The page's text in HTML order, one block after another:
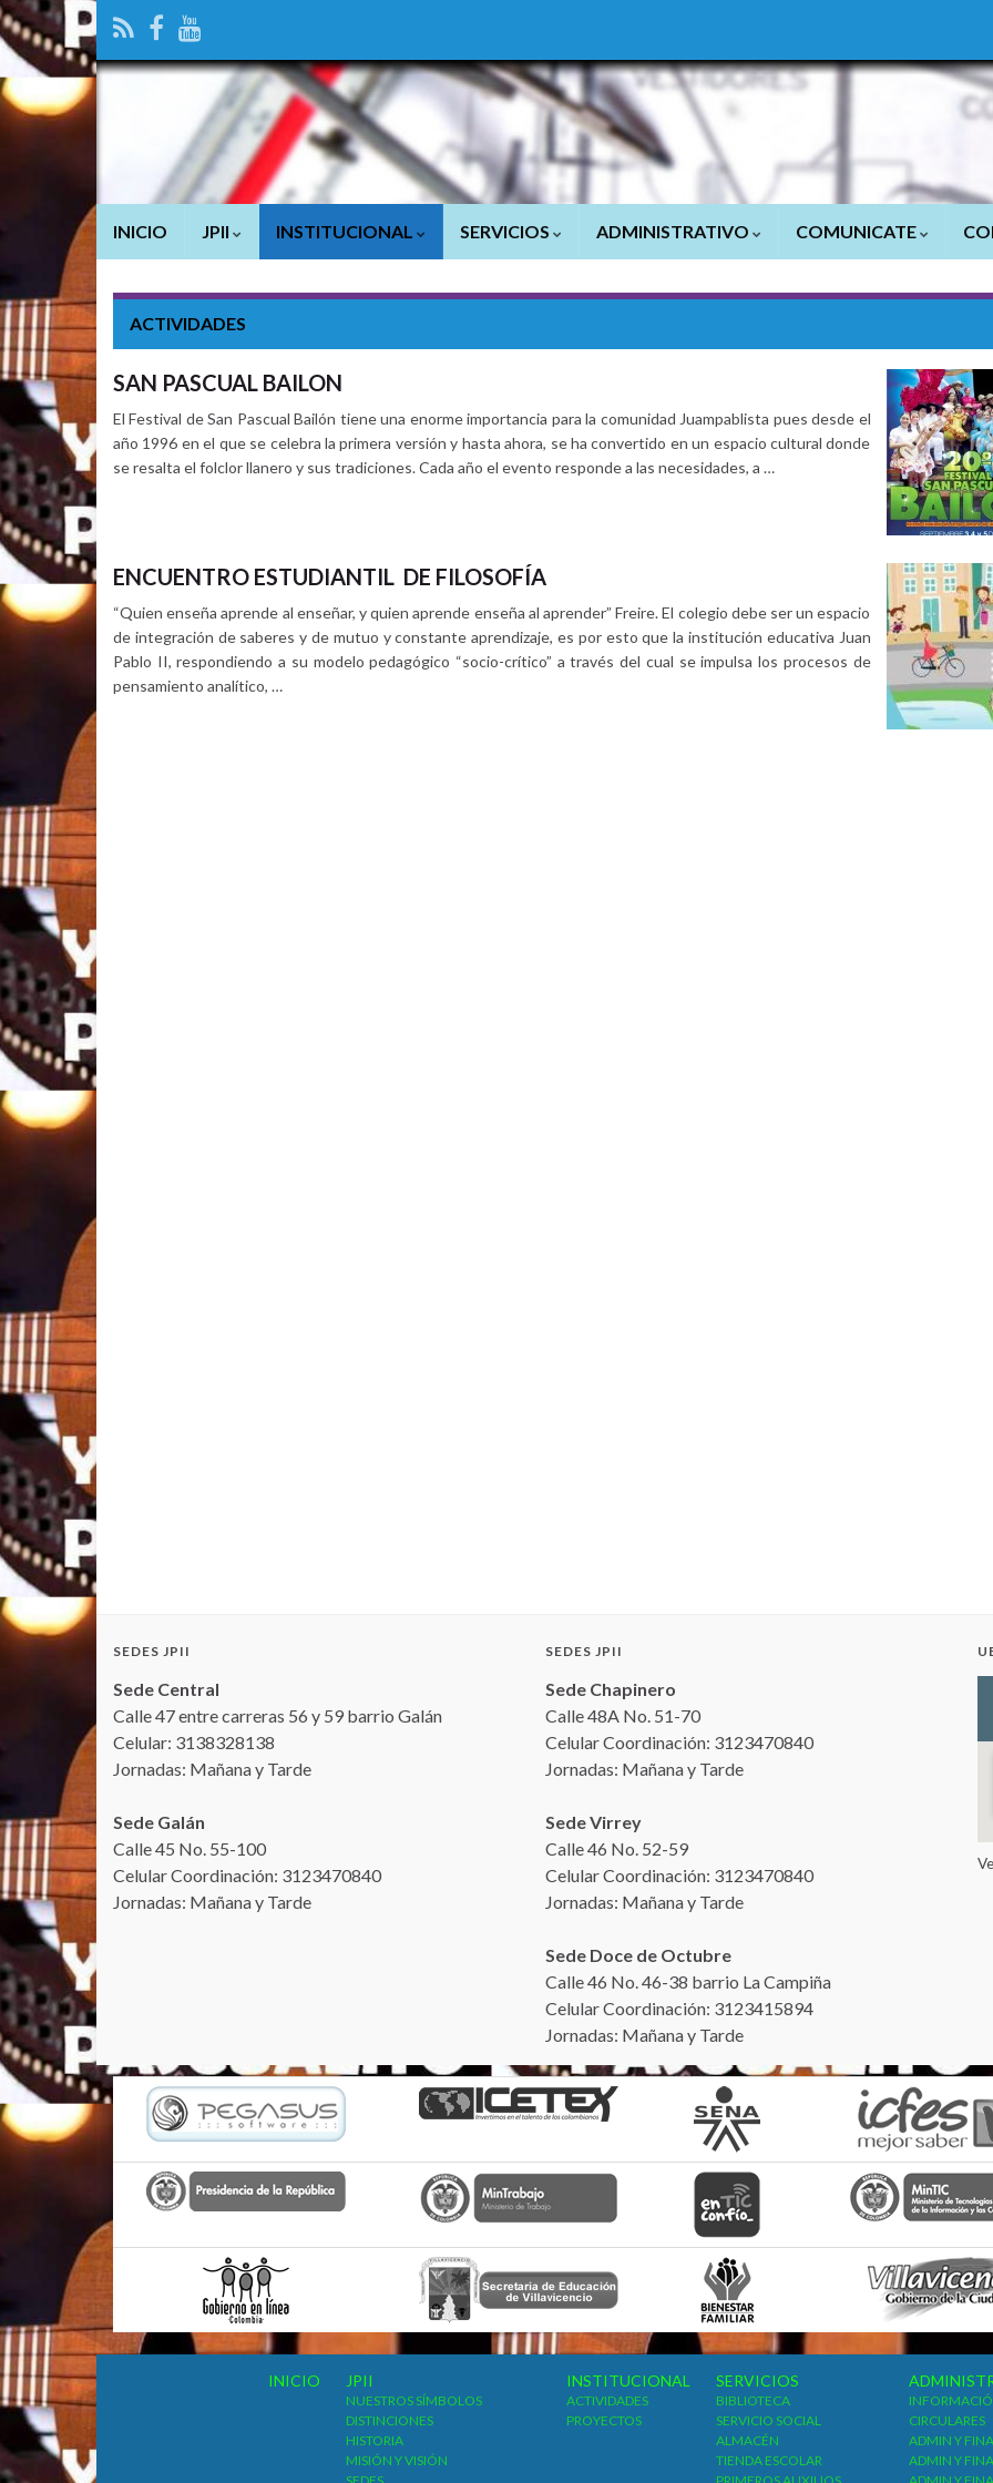
INICIO JPII INSTITUCIONAL SERVICIOS ADMINISTRATIVO COMUNICATE
ACTIVIDADES
SAN PASCUAL BAILON
El Festival de San Pascual Bailón tiene una enorme importancia para la comunidad Juampablista pues desde el
año 1996 en el que se celebra la primera versión y hasta ahora, se ha convertido en un espacio cultural donde
se resalta el folclor llanero y sus tradiciones. Cada año el evento responde a las necesidades, a …
ENCUENTRO ESTUDIANTIL DE FILOSOFÍA
“Quien enseña aprende al enseñar, y quien aprende enseña al aprender” Freire. El colegio debe ser un espacio
de integración de saberes y de mutuo y constante aprendizaje, es por esto que la institución educativa Juan
Pablo II, respondiendo a su modelo pedagógico “socio-crítico” a través del cual se impulsa los procesos de
pensamiento analítico, …
SEDES JPII
Sede Central
Calle 47 entre carreras 56 y 59 barrio Galán
Celular: 3138328138
Jornadas: Mañana y Tarde
Sede Galán
Calle 45 No. 55-100
Celular Coordinación: 3123470840
Jornadas: Mañana y Tarde
SEDES JPII
Sede Chapinero
Calle 48A No. 51-70
Celular Coordinación: 3123470840
Jornadas: Mañana y Tarde
Sede Virrey
Calle 46 No. 52-59
Celular Coordinación: 3123470840
Jornadas: Mañana y Tarde
Sede Doce de Octubre
Calle 46 No. 46-38 barrio La Campiña
Celular Coordinación: 3123415894
Jornadas: Mañana y Tarde
INICIO JPII
NUESTROS SÍMBOLOS
DISTINCIONES
HISTORIA
MISIÓN Y VISIÓN
INSTITUCIONAL
ACTIVIDADES
PROYECTOS
SERVICIOS
BIBLIOTECA
SERVICIO SOCIAL
ALMACÉN
TIENDA ESCOLAR
CIRCULARES
ADMIN Y
ADMIN Y